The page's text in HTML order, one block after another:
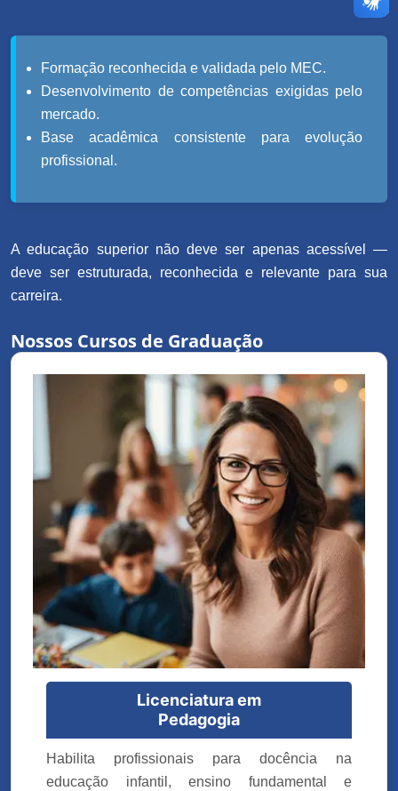
Formação reconhecida e validada pelo MEC.
Desenvolvimento de competências exigidas pelo
mercado.
Base acadêmica consistente para evolução
profissional.
A educação superior não deve ser apenas acessível —
deve ser estruturada, reconhecida e relevante para sua
carreira.
Nossos Cursos de Graduação
Licenciatura em
Pedagogia
Habilita profissionais para docência na
educação infantil, ensino fundamental e